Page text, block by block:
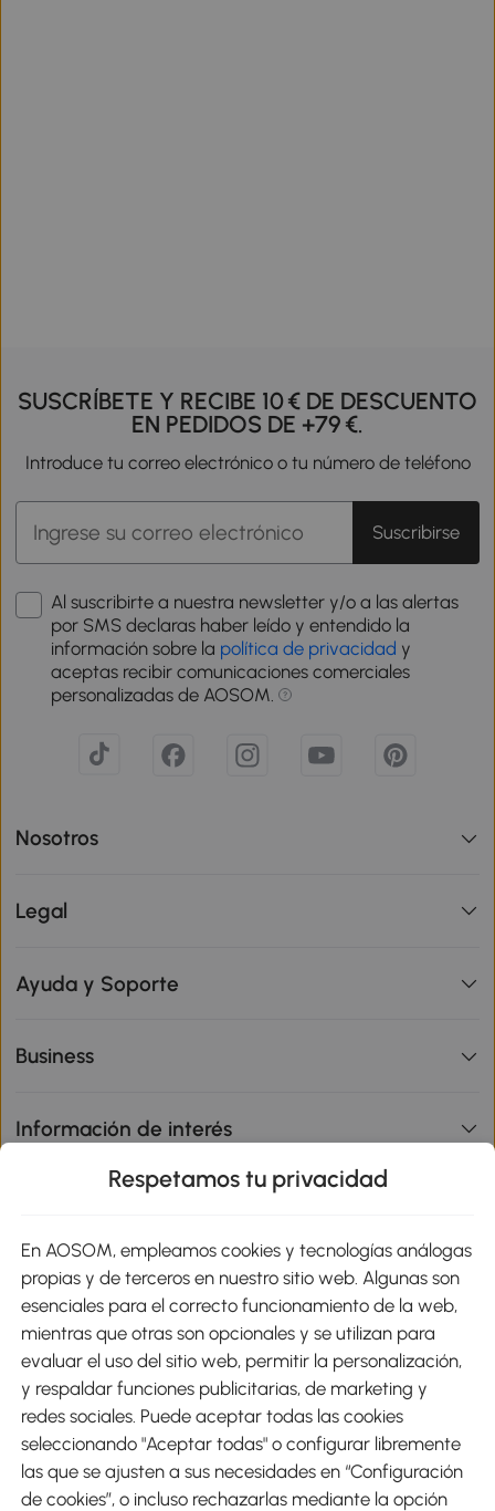
SUSCRÍBETE Y RECIBE 10 € DE DESCUENTO
EN PEDIDOS DE +79 €.
Introduce tu correo electrónico o tu número de teléfono
Suscribirse
Al suscribirte a nuestra newsletter y/o a las alertas
por SMS declaras haber leído y entendido la
información sobre la política de privacidad y
aceptas recibir comunicaciones comerciales
personalizadas de AOSOM.
Nosotros
Legal
Ayuda y Soporte
Business
Información de interés
Métodos de Pago
Envíos
Respetamos tu privacidad
En AOSOM, empleamos cookies y tecnologías análogas
propias y de terceros en nuestro sitio web. Algunas son
esenciales para el correcto funcionamiento de la web,
mientras que otras son opcionales y se utilizan para
evaluar el uso del sitio web, permitir la personalización,
y respaldar funciones publicitarias, de marketing y
redes sociales. Puede aceptar todas las cookies
seleccionando "Aceptar todas" o configurar libremente
las que se ajusten a sus necesidades en “Configuración
de cookies”, o incluso rechazarlas mediante la opción